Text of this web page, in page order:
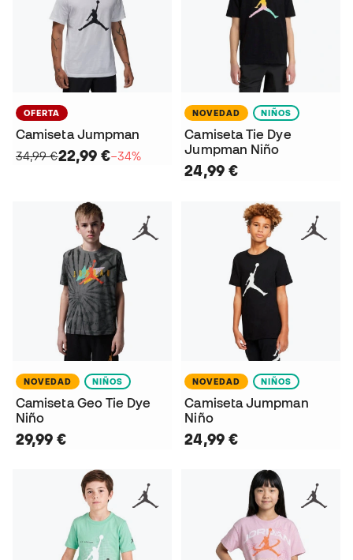
OFERTA
Camiseta Jumpman
34,99 €22,99 €−34%
NOVEDAD NIÑOS
Camiseta Tie Dye
Jumpman Niño
24,99 €
NOVEDAD NIÑOS
Camiseta Geo Tie Dye
Niño
29,99 €
NOVEDAD NIÑOS
Camiseta Jumpman
Niño
24,99 €